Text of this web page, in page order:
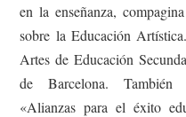
en la enseñanza,
sobre la Educación
Artes de Educación
de Barcelona. También
«Alianzas para el éxito